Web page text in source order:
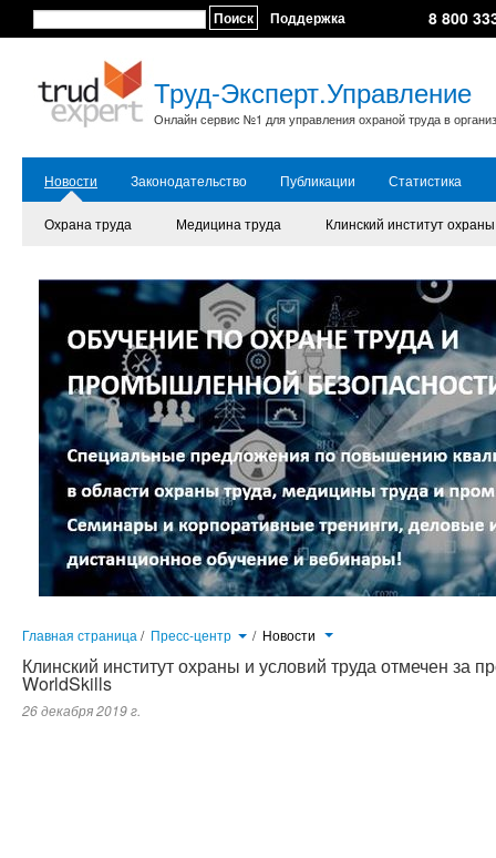
Поиск Поддержка 8 800
Труд-Эксперт.Управление
Онлайн сервис №1 для управления охраной труда в
Новости Законодательство Публикации Статистика
Охрана труда Медицина труда Клинский институт
Главная страница / Пресс-центр / Новости
Клинский институт охраны и условий труда отмечен за
WorldSkills
26 декабря 2019 г.